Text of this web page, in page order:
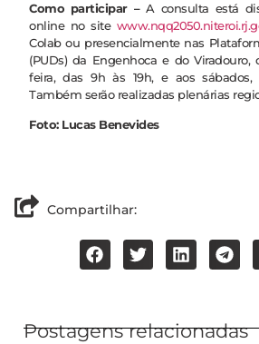
Como participar –A consulta está
online no site
Colab ou presencialmente nas
(PUDs) da Engenhoca e do
feira, das 9h às 19h, e aos sábados,
Também serão realizadas plenárias
Foto: Lucas Benevides
Compartilhar:
Postagens relacionadas